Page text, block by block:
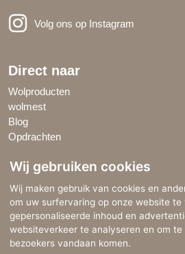
Volg ons op Instagram
Direct naar
Wolproducten
wolmest
Blog
Opdrachten
Google Reviews
BoDu Workshops Schapenvachtvilten
5.0sterrenvan de 5 sterren!
Lees alle reviews
Wij gebruiken cookies
Wij maken gebruik van cookies en
om uw surfervaring op onze website te
gepersonaliseerde inhoud en
websiteverkeer te analyseren en om te
bezoekers vandaan komen.